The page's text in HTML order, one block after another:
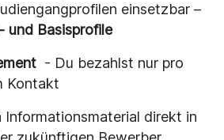
einsetzbar –
und Basisprofile
- Du bezahlst nur pro
Kontakt
Informationsmaterial direkt in